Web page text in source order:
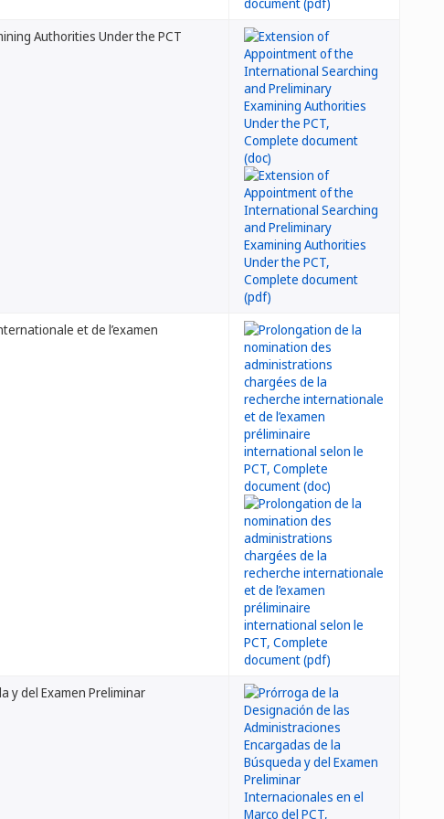
Authorities Under the PCT
et de l’examen
y del Examen Preliminar